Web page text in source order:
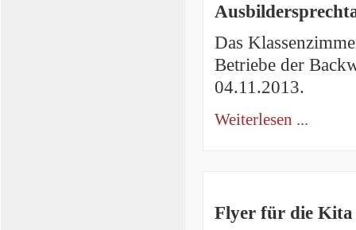
Das
Betriebe der
04.11.2013.
Weiterlesen ...
Flyer für die Kita